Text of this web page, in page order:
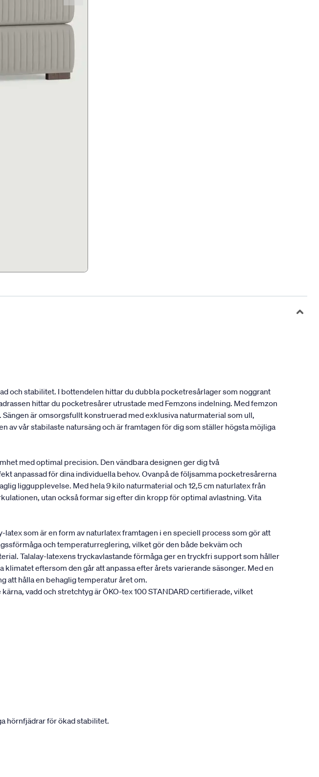
och stabilitet. I bottendelen hittar du dubbla pocketresårlager som noggrant
hittar du pocketresårer utrustade med Femzons indelning. Med femzon
är omsorgsfullt konstruerad med exklusiva naturmaterial som ull,
vår stabilaste natursäng och är framtagen för dig som ställer högsta möjliga
med optimal precision. Den vändbara designen ger dig två
anpassad för dina individuella behov. Ovanpå de följsamma pocketresårerna
liggupplevelse. Med hela 9 kilo naturmaterial och 12,5 cm naturlatex från
utan också formar sig efter din kropp för optimal avlastning. Vita
som är en form av naturlatex framtagen i en speciell process som gör att
och temperaturreglering, vilket gör den både bekväm och
Talalay-latexens tryckavlastande förmåga ger en tryckfri support som håller
eftersom den går att anpassa efter årets varierande säsonger. Med en
att hålla en behaglig temperatur året om.
vadd och stretchtyg är ÖKO-tex 100 STANDARD certifierade, vilket
hörnfjädrar för ökad stabilitet.